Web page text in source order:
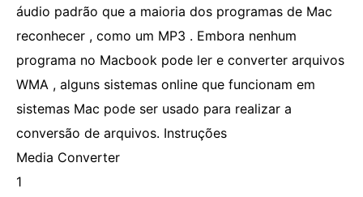
áudio padrão que a maioria dos programas de Mac
reconhecer , como um MP3 . Embora nenhum
programa no Macbook pode ler e converter arquivos
WMA , alguns sistemas online que funcionam em
sistemas Mac pode ser usado para realizar a
conversão de arquivos. Instruções
Media Converter
1